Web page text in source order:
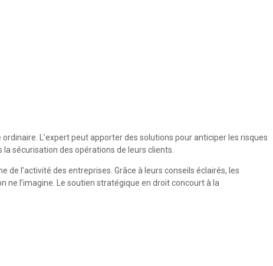
L’expert peut apporter des solutions pour anticiper les risques
sécurisation des opérations de leurs clients.
de l’activité des entreprises. Grâce à leurs conseils éclairés, les
ne l’imagine. Le soutien stratégique en droit concourt à la